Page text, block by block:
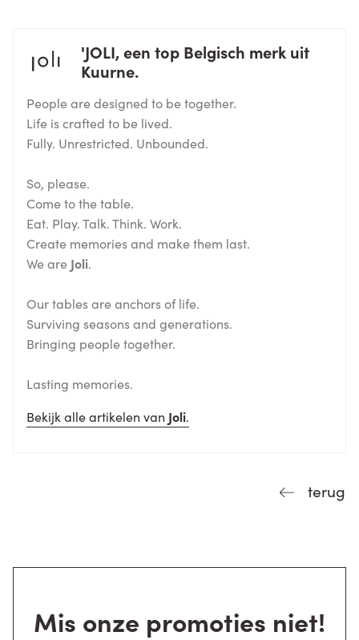
'JOLI, een top Belgisch merk uit
Kuurne.
People are designed to be together.
Life is crafted to be lived.
Fully. Unrestricted. Unbounded.
So, please.
Come to the table.
Eat. Play. Talk. Think. Work.
Create memories and make them last.
We are Joli.
Our tables are anchors of life.
Surviving seasons and generations.
Bringing people together.
Lasting memories.
Bekijk alle artikelen van Joli.
terug
Mis onze promoties niet!